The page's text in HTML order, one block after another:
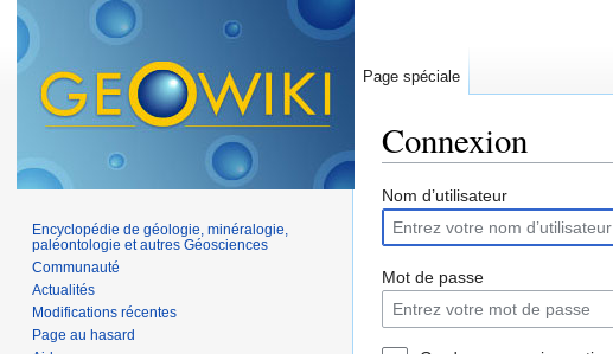
Connexion
Nom d’utilisateur
Mot de passe
Page spéciale
Encyclopédie de géologie, minéralogie,
paléontologie et autres Géosciences
Communauté
Actualités
Modifications récentes
Page au hasard